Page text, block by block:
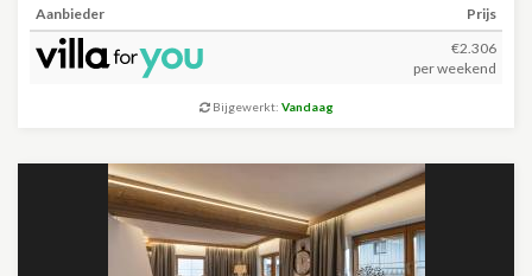
Aanbieder
Prijs
€2.306
per weekend
Bijgewerkt: Vandaag